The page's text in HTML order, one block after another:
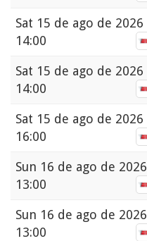
Sat 15 de ago de 2026
14:00
Sat 15 de ago de 2026
14:00
Sat 15 de ago de 2026
16:00
Sun 16 de ago de 2026
13:00
Sun 16 de ago de 2026
13:00